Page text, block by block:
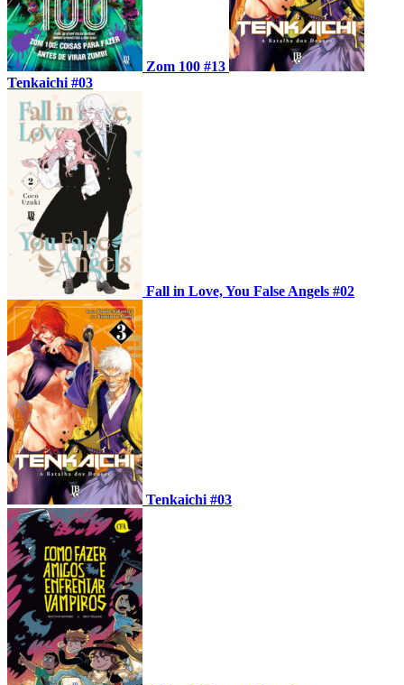
Zom 100 #13
Tenkaichi #03
Fall in Love, You False Angels #02
Tenkaichi #03